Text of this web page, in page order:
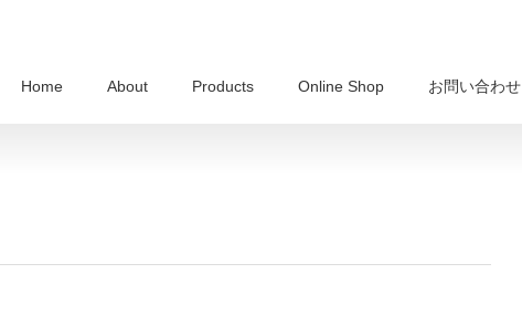
Home About Products Online Shop お問い合わせ